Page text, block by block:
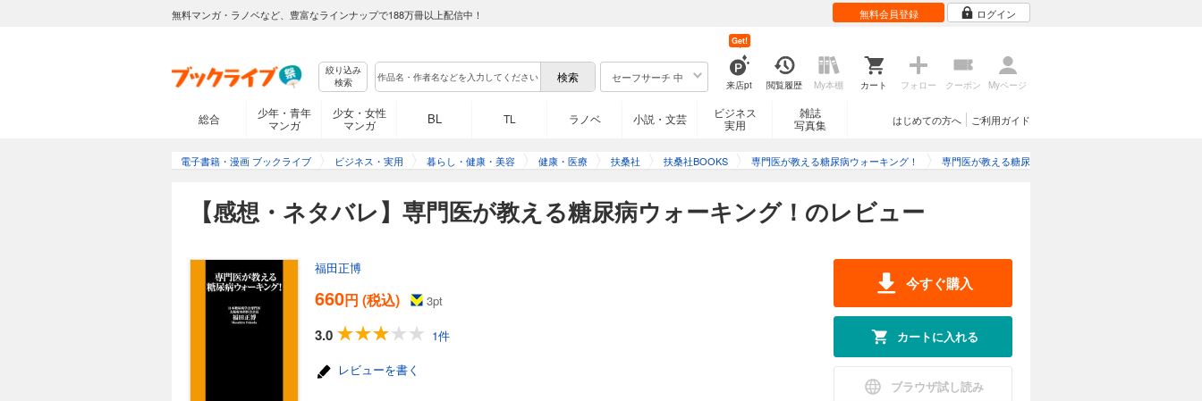
無料マンガ・ラノベなど、豊富なラインナップで188万冊以上配信中！ 無料会員登録 ログイン
絞り込み
検索
セーフサーチ 中
来店pt
Get!
閲覧履歴 My本棚 カート フォロー クーポン Myページ
総合
少年・青年
マンガ
少女・女性
マンガ
BL TL ラノベ 小説・文芸
ビジネス
実用
雑誌
写真集
ご利用ガイド
はじめての方へ
電子書籍・漫画 ブックライブ ビジネス・実用 暮らし・健康・美容 健康・医療 扶桑社 扶桑社BOOKS 専門医が教える糖尿病ウォーキング！ 専門医が教える糖尿病ウォーキング！のレビュー
【感想・ネタバレ】専門医が教える糖尿病ウォーキング！のレビュー
福田正博
660円 (税込) 3pt
3.0
1件
レビューを書く
今すぐ購入
カートに入れる
ブラウザ試し読み